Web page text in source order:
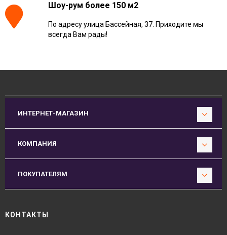
Шоу-рум более 150 м2
По адресу улица Бассейная, 37. Приходите мы
всегда Вам рады!
ИНТЕРНЕТ-МАГАЗИН
КОМПАНИЯ
ПОКУПАТЕЛЯМ
КОНТАКТЫ